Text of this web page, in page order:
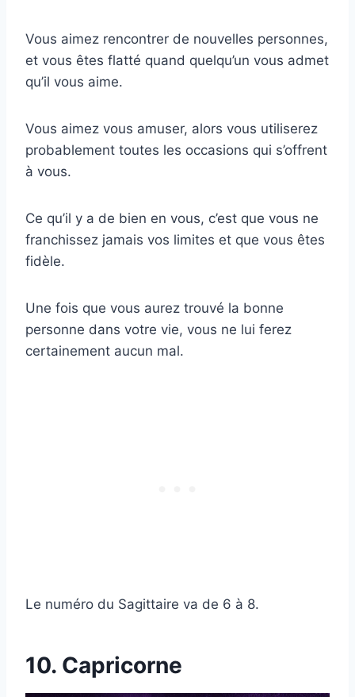
Vous aimez rencontrer de nouvelles personnes,
et vous êtes flatté quand quelqu’un vous admet
qu’il vous aime.
Vous aimez vous amuser, alors vous utiliserez
probablement toutes les occasions qui s’offrent
à vous.
Ce qu’il y a de bien en vous, c’est que vous ne
franchissez jamais vos limites et que vous êtes
fidèle.
Une fois que vous aurez trouvé la bonne
personne dans votre vie, vous ne lui ferez
certainement aucun mal.
Le numéro du Sagittaire va de 6 à 8.
10. Capricorne